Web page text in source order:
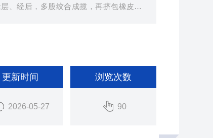
、经后，多股绞合成揽，再挤包橡皮护
更新时间
2026-05-27
浏览次数
90